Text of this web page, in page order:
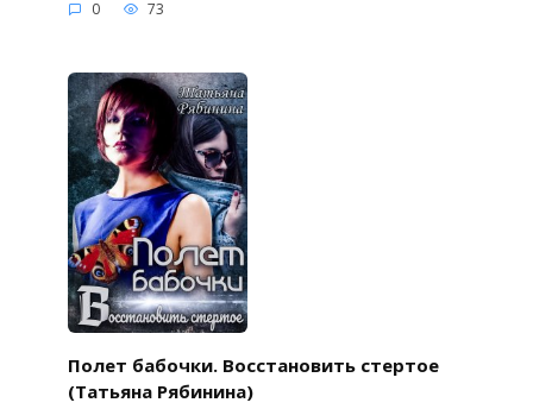
0 73
Полет бабочки. Восстановить стертое
(Татьяна Рябинина)